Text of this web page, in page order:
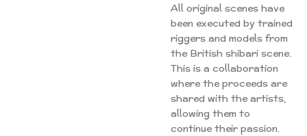
All original scenes have
been executed by trained
riggers and models from
the British shibari scene.
This is a collaboration
where the proceeds are
shared with the artists,
allowing them to
continue their passion.